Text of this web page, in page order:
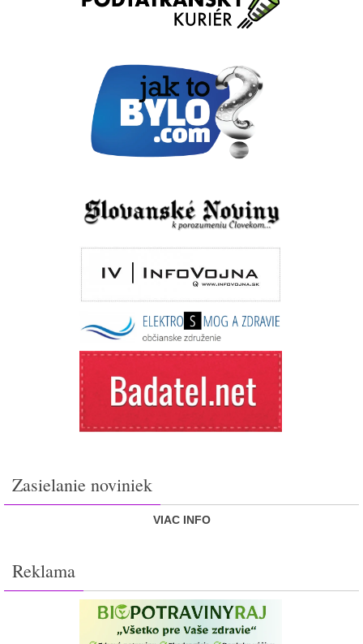
Zasielanie noviniek
VIAC INFO
Reklama